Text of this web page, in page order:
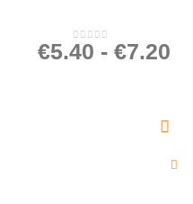
0 out of 5
€5.40 - €7.20